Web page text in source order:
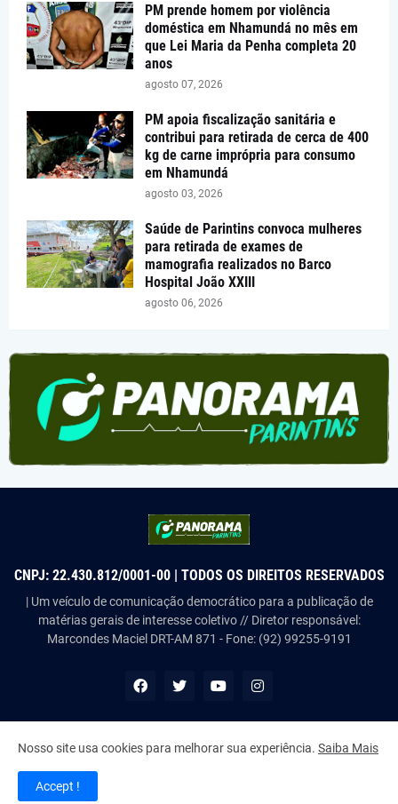
PM prende homem por violência
doméstica em Nhamundá no mês em
que Lei Maria da Penha completa 20
anos
agosto 07, 2026
PM apoia fiscalização sanitária e
contribui para retirada de cerca de 400
kg de carne imprópria para consumo
em Nhamundá
agosto 03, 2026
Saúde de Parintins convoca mulheres
para retirada de exames de
mamografia realizados no Barco
Hospital João XXIII
agosto 06, 2026
CNPJ: 22.430.812/0001-00 | TODOS OS DIREITOS RESERVADOS
| Um veículo de comunicação democrático para a publicação de
matérias gerais de interesse coletivo // Diretor responsável:
Marcondes Maciel DRT-AM 871 - Fone: (92) 99255-9191
Copyright © Panorama Parintins
Nosso site usa cookies para melhorar sua experiência. Saiba Mais
Accept !